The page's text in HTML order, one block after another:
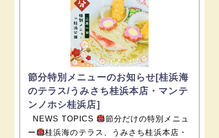
節分特別メニューのお知らせ[桂浜海
のテラス/うみさち桂浜本店・マンテ
ンノホシ桂浜店]
NEWS TOPICS
節分だけの特別メニュ
ー
桂浜海のテラス、うみさち桂浜本店・